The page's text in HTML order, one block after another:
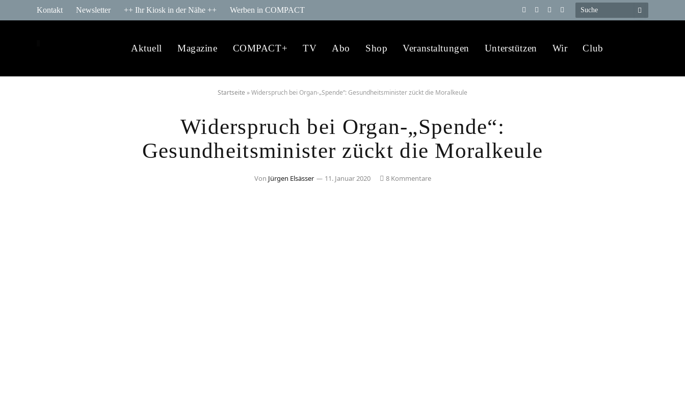
Kontakt Newsletter ++ Ihr Kiosk in der Nähe ++ Werben in COMPACT
Telegram
YouTube
X
WhatsApp
Aktuell Magazine COMPACT+ TV Abo Shop Veranstaltungen Unterstützen Wir Club
Startseite »Widerspruch bei Organ-„Spende“: Gesundheitsminister zückt die Moralkeule
Widerspruch bei Organ-„Spende“:
Gesundheitsminister zückt die Moralkeule
Von Jürgen Elsässer 11. Januar 2020 8 Kommentare